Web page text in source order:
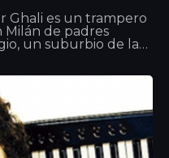
Ghali es un trampero
Milán de padres
un suburbio de la
también incluía al
como Ernia), la
Fonzie (más tarde
año, recibió una
para firmar
y realizó una gira